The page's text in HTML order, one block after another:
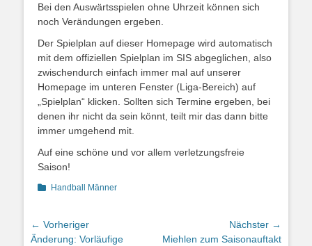
Bei den Auswärtsspielen ohne Uhrzeit können sich
noch Verändungen ergeben.
Der Spielplan auf dieser Homepage wird automatisch
mit dem offiziellen Spielplan im SIS abgeglichen, also
zwischendurch einfach immer mal auf unserer
Homepage im unteren Fenster (Liga-Bereich) auf
„Spielplan“ klicken. Sollten sich Termine ergeben, bei
denen ihr nicht da sein könnt, teilt mir das dann bitte
immer umgehend mit.
Auf eine schöne und vor allem verletzungsfreie
Saison!
Kategorien
Handball Männer
Beitragsnavigation
← Vorheriger
Vorheriger
Änderung: Vorläufige
Nächster →
Nächster
Miehlen zum Saisonauftakt